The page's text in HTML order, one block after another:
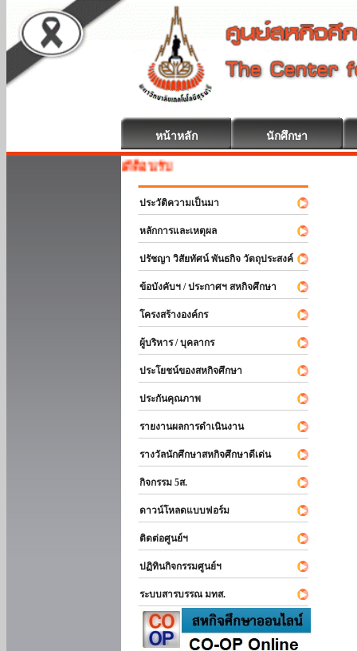
หน้าหลัก นักศึกษา
สหกิจศึกษา ยินดีต้อนรับ
ประวัติความเป็นมา
หลักการและเหตุผล
ปรัชญา วิสัยทัศน์ พันธกิจ วัตถุประสงค์
ข้อบังคับฯ / ประกาศฯ สหกิจศึกษา
โครงสร้างองค์กร
ผู้บริหาร / บุคลากร
ประโยชน์ของสหกิจศึกษา
ประกันคุณภาพ
รายงานผลการดำเนินงาน
รางวัลนักศึกษาสหกิจศึกษาดีเด่น
กิจกรรม 5ส.
ดาวน์โหลดแบบฟอร์ม
ติดต่อศูนย์ฯ
ปฏิทินกิจกรรมศูนย์ฯ
ระบบสารบรรณ มทส.